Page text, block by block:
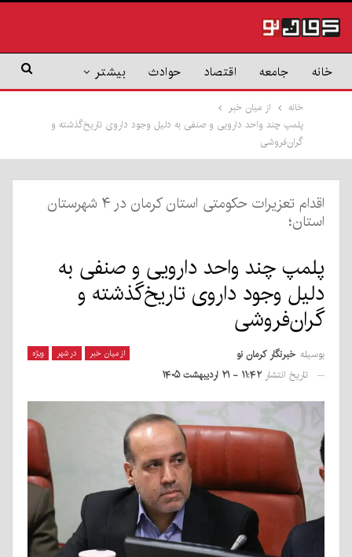
خانه جامعه اقتصاد حوادث بیشتر
خانه
از میان خبر
پلمپ چند واحد دارویی و صنفی به دلیل وجود داروی تاریخ‌گذشته و
گران‌فروشی
اقدام تعزیرات حکومتی استان کرمان در ۴ شهرستان
استان؛
پلمپ چند واحد دارویی و صنفی به
دلیل وجود داروی تاریخ‌گذشته و
گران‌فروشی
از میان خبر در شهر ویژه بوسیله خبرنگار کرمان نو
تاریخ انتشار ۱۱:۴۲ - ۲۱ اردیبهشت ۱۴۰۵